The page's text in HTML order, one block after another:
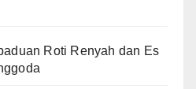
Roti Renyah dan Es